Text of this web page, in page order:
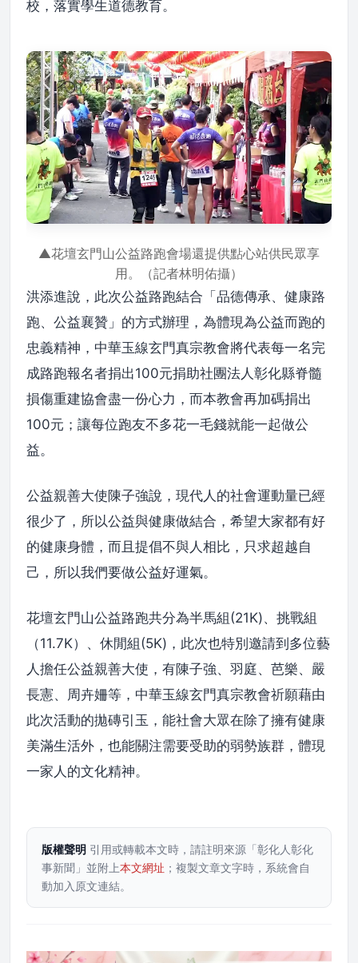
校，落實學生道德教育。
▲花壇玄門山公益路跑會場還提供點心站供民眾享
用。（記者林明佑攝）
洪添進說，此次公益路跑結合「品德傳承、健康路
跑、公益襄贊」的方式辦理，為體現為公益而跑的
忠義精神，中華玉線玄門真宗教會將代表每一名完
成路跑報名者捐出100元捐助社團法人彰化縣脊髓
損傷重建協會盡一份心力，而本教會再加碼捐出
100元；讓每位跑友不多花一毛錢就能一起做公
益。
公益親善大使陳子強說，現代人的社會運動量已經
很少了，所以公益與健康做結合，希望大家都有好
的健康身體，而且提倡不與人相比，只求超越自
己，所以我們要做公益好運氣。
花壇玄門山公益路跑共分為半馬組(21K)、挑戰組
（11.7K）、休閒組(5K)，此次也特別邀請到多位藝
人擔任公益親善大使，有陳子強、羽庭、芭樂、嚴
長憲、周卉姍等，中華玉線玄門真宗教會祈願藉由
此次活動的拋磚引玉，能社會大眾在除了擁有健康
美滿生活外，也能關注需要受助的弱勢族群，體現
一家人的文化精神。
版權聲明 引用或轉載本文時，請註明來源「彰化人彰化
事新聞」並附上本文網址 ；複製文章文字時，系統會自
動加入原文連結。